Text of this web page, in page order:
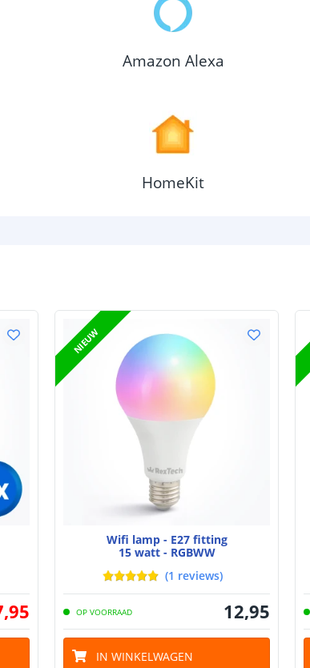
Amazon Alexa
HomeKit
,95
NIEUW
Wifi lamp - E27 fitting
15 watt - RGBWW
(1 reviews)
OP VOORRAAD 12,95
IN WINKELWAGEN